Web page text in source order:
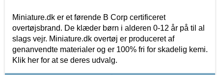
Miniature.dk er et førende B Corp certificeret
overtøjsbrand. De klæder børn i alderen 0-12 år på til al
slags vejr. Miniature.dk overtøj er produceret af
genanvendte materialer og er 100% fri for skadelig kemi.
Klik her for at se deres udvalg.